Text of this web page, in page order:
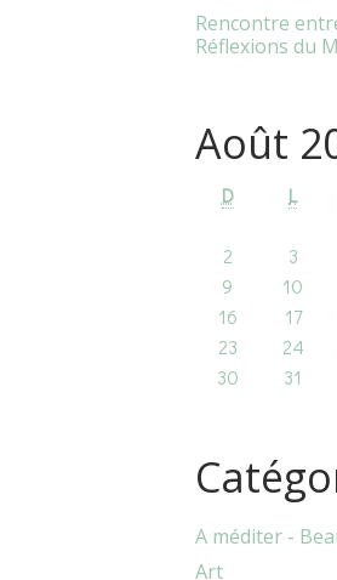
Rencontre
Réflexions du
Août
D L
2
3
9
10
16
17
23
24
30
31
A méditer -
Art